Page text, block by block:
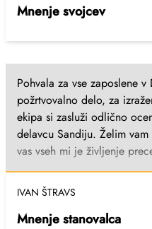
počutila v vašem domu.
je bila po poklicu kuharica.
tamo obiskovale na
želim reči HVALA, ker ste
zadnjega dneva, predvsem
ob njej zadnje ure. Izvrstno
ostane! Ana Logar,
Mnenje svojcev
Pohvala za vse zaposlene
požrtvovalno delo, za
ekipa si zasluži odlično
delavcu Sandiju. Želim
vas vseh mi je življenje
IVAN ŠTRAVS
Mnenje stanovalca